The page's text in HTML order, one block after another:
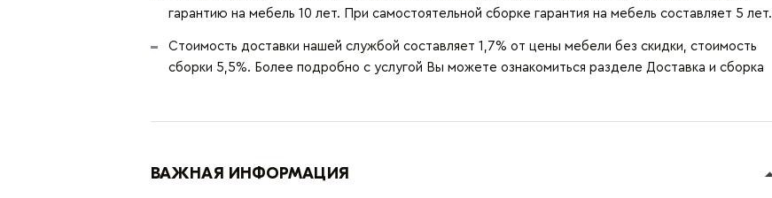
гарантию на мебель 10 лет. При самостоятельной сборке гарантия на мебель составляет 5 лет.
Стоимость доставки нашей службой составляет 1,7% от цены мебели без скидки, стоимость
сборки 5,5%. Более подробно с услугой Вы можете ознакомиться разделе Доставка и сборка
ВАЖНАЯ ИНФОРМАЦИЯ